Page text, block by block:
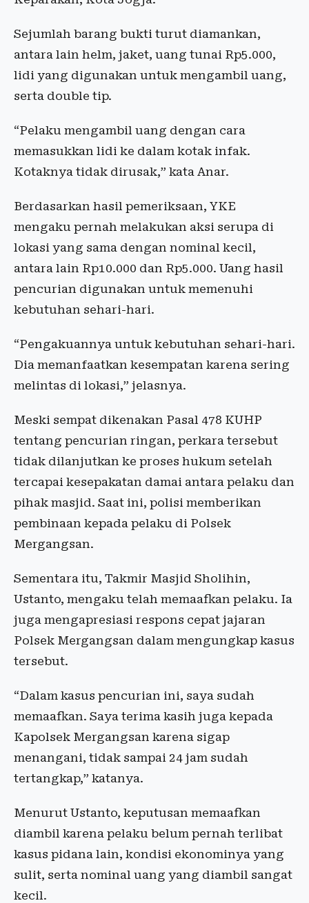
Sejumlah barang bukti turut diamankan,
antara lain helm, jaket, uang tunai Rp5.000,
lidi yang digunakan untuk mengambil uang,
serta double tip.
“Pelaku mengambil uang dengan cara
memasukkan lidi ke dalam kotak infak.
Kotaknya tidak dirusak,” kata Anar.
Berdasarkan hasil pemeriksaan, YKE
mengaku pernah melakukan aksi serupa di
lokasi yang sama dengan nominal kecil,
antara lain Rp10.000 dan Rp5.000. Uang hasil
pencurian digunakan untuk memenuhi
kebutuhan sehari-hari.
“Pengakuannya untuk kebutuhan sehari-hari.
Dia memanfaatkan kesempatan karena sering
melintas di lokasi,” jelasnya.
Meski sempat dikenakan Pasal 478 KUHP
tentang pencurian ringan, perkara tersebut
tidak dilanjutkan ke proses hukum setelah
tercapai kesepakatan damai antara pelaku dan
pihak masjid. Saat ini, polisi memberikan
pembinaan kepada pelaku di Polsek
Mergangsan.
Sementara itu, Takmir Masjid Sholihin,
Ustanto, mengaku telah memaafkan pelaku. Ia
juga mengapresiasi respons cepat jajaran
Polsek Mergangsan dalam mengungkap kasus
tersebut.
“Dalam kasus pencurian ini, saya sudah
memaafkan. Saya terima kasih juga kepada
Kapolsek Mergangsan karena sigap
menangani, tidak sampai 24 jam sudah
tertangkap,” katanya.
Menurut Ustanto, keputusan memaafkan
diambil karena pelaku belum pernah terlibat
kasus pidana lain, kondisi ekonominya yang
sulit, serta nominal uang yang diambil sangat
kecil.